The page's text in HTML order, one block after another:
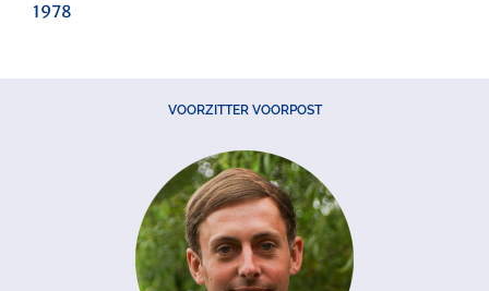
1978
VOORZITTER VOORPOST